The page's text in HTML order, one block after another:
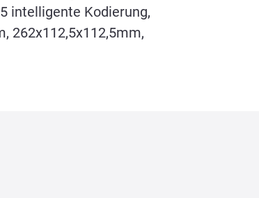
intelligente Kodierung,
262x112,5x112,5mm,